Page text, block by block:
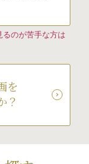
のが苦手な方は
を
？